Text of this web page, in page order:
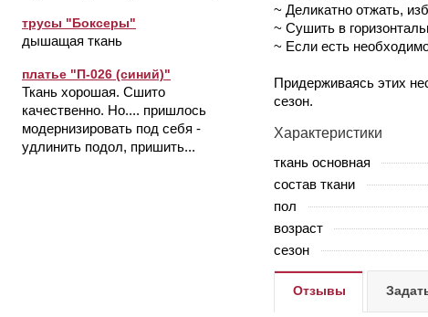
трусы "Боксеры"
дышащая ткань
платье "П-026 (синий)"
Ткань хорошая. Сшито
качественно. Но.... пришлось
модернизировать под себя -
удлинить подол, пришить...
~ Деликатно отжать,
~ Сушить в
~ Если есть
Придерживаясь этих
сезон.
Характеристики
ткань основная
состав ткани
пол
возраст
сезон
Отзывы